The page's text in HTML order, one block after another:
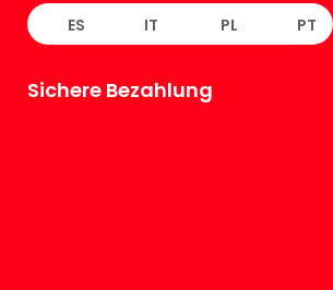
ES IT PL PT
Sichere Bezahlung